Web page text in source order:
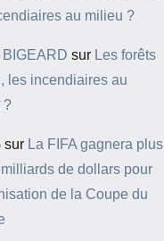
au milieu ?
BIGEARD sur Les forêts
les incendiaires au
?
sur La FIFA gagnera plus
de dollars pour
de la Coupe du